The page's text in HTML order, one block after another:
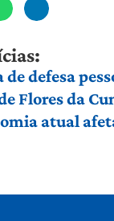
defesa
Flores da
atual